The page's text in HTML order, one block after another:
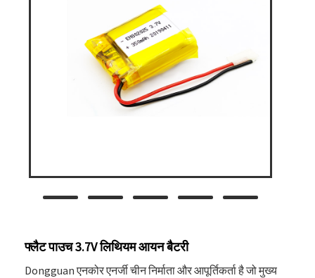
फ्लैट पाउच 3.7V लिथियम आयन बैटरी
Dongguan एनकोर एनर्जी चीन निर्माता और आपूर्तिकर्ता है जो मुख्य